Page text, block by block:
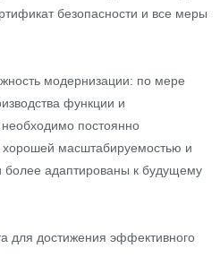
безопасности и все меры
модернизации: по мере
функции и
необходимо постоянно
масштабируемостью и
адаптированы к будущему
для достижения эффективного